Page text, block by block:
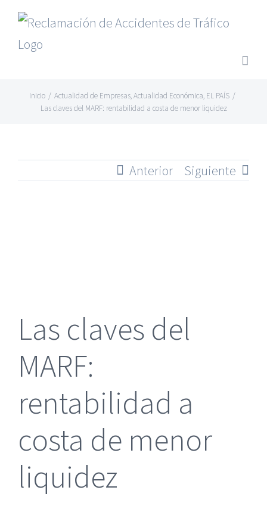
Saltar
contenido
Inicio / Actualidad de Empresas,Actualidad Económica, EL PAÍS /
Las claves del MARF: rentabilidad a costa de menor liquidez
Anterior Siguiente
Las claves del
MARF:
rentabilidad a
costa de menor
liquidez